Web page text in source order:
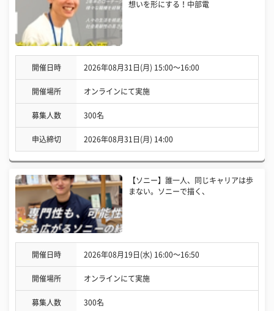
想いを形にする！中部電
開催日時 2026年08月31日(月) 15:00〜16:00
開催場所 オンラインにて実施
募集人数 300名
申込締切 2026年08月31日(月) 14:00
【ソニー】誰一人、同じキャリアは歩
まない。ソニーで描く、
開催日時 2026年08月19日(水) 16:00〜16:50
開催場所 オンラインにて実施
募集人数 300名